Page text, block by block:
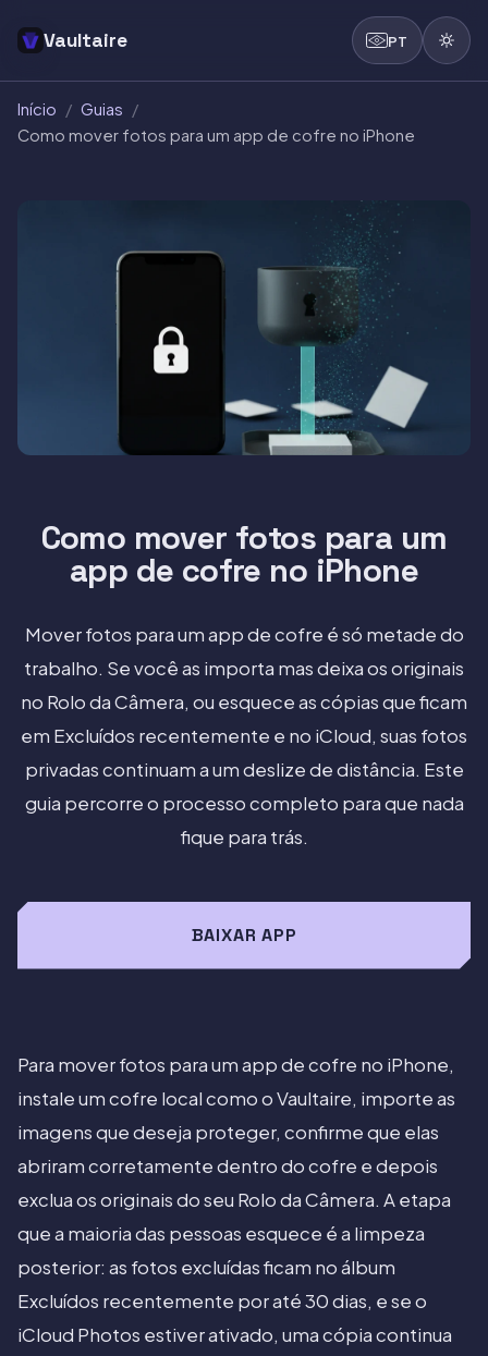
Vaultaire PT
Início / Guias /
Como mover fotos para um app de cofre no iPhone
Como mover fotos para um
app de cofre no iPhone
Mover fotos para um app de cofre é só metade do
trabalho. Se você as importa mas deixa os originais
no Rolo da Câmera, ou esquece as cópias que ficam
em Excluídos recentemente e no iCloud, suas fotos
privadas continuam a um deslize de distância. Este
guia percorre o processo completo para que nada
fique para trás.
BAIXAR APP
Para mover fotos para um app de cofre no iPhone,
instale um cofre local como o Vaultaire, importe as
imagens que deseja proteger, confirme que elas
abriram corretamente dentro do cofre e depois
exclua os originais do seu Rolo da Câmera. A etapa
que a maioria das pessoas esquece é a limpeza
posterior: as fotos excluídas ficam no álbum
Excluídos recentemente por até 30 dias, e se o
iCloud Photos estiver ativado, uma cópia continua